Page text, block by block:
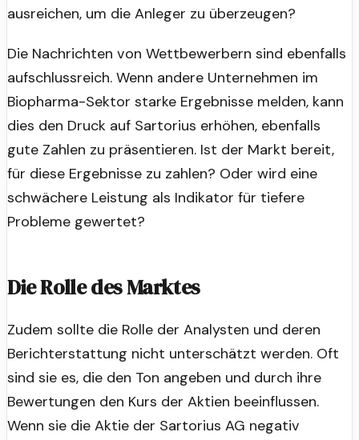
ausreichen, um die Anleger zu überzeugen?
Die Nachrichten von Wettbewerbern sind ebenfalls
aufschlussreich. Wenn andere Unternehmen im
Biopharma-Sektor starke Ergebnisse melden, kann
dies den Druck auf Sartorius erhöhen, ebenfalls
gute Zahlen zu präsentieren. Ist der Markt bereit,
für diese Ergebnisse zu zahlen? Oder wird eine
schwächere Leistung als Indikator für tiefere
Probleme gewertet?
Die Rolle des Marktes
Zudem sollte die Rolle der Analysten und deren
Berichterstattung nicht unterschätzt werden. Oft
sind sie es, die den Ton angeben und durch ihre
Bewertungen den Kurs der Aktien beeinflussen.
Wenn sie die Aktie der Sartorius AG negativ